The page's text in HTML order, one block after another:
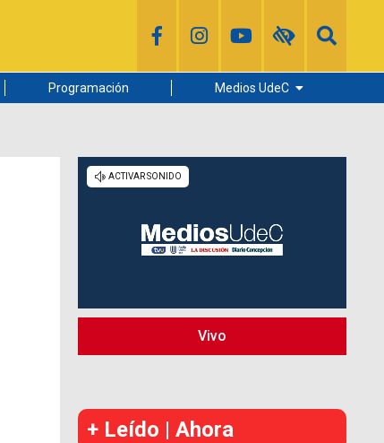
Programación Medios UdeC
Radio UdeC
Noticias UdeC
Vivo
+ Leído | Ahora